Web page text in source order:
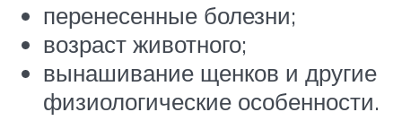
перенесенные болезни;
возраст животного;
вынашивание щенков и другие
физиологические особенности.